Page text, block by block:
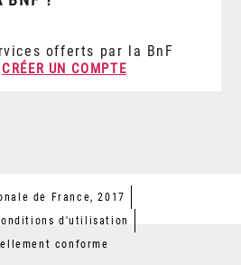
offerts par la BnF
CRÉER UN COMPTE
de France, 2017
d'utilisation
conforme